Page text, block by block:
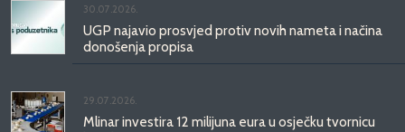
30.07.2026.
UGP najavio prosvjed protiv novih nameta i načina
donošenja propisa
29.07.2026.
Mlinar investira 12 milijuna eura u osječku tvornicu